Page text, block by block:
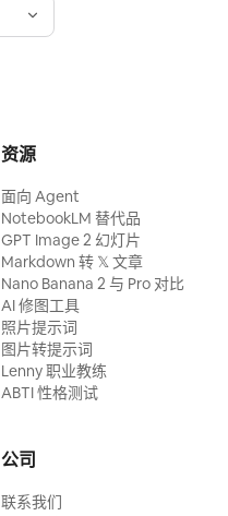
资源
面向 Agent
NotebookLM 替代品
GPT Image 2 幻灯片
Markdown 转 𝕏 文章
Nano Banana 2 与 Pro 对比
AI 修图工具
照片提示词
图片转提示词
Lenny 职业教练
ABTI 性格测试
公司
联系我们